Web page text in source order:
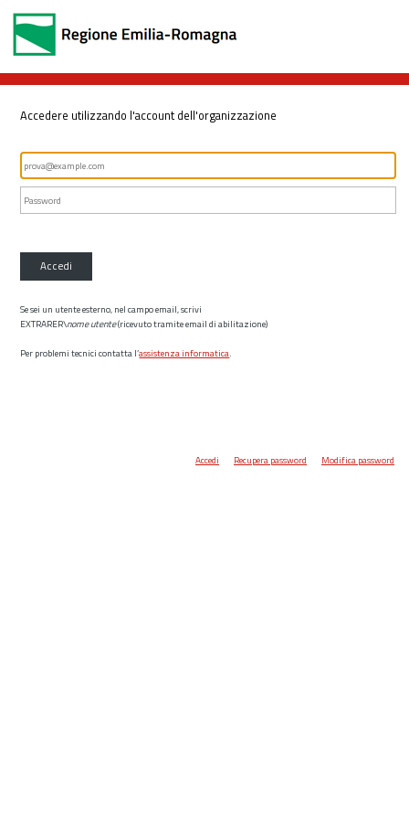
Accedere utilizzando l'account dell'organizzazione
Accedi
Se sei un utente esterno, nel campo email, scrivi
EXTRARER\nome utente(ricevuto tramite email di abilitazione)
Per problemi tecnici contatta l’assistenza informatica.
Accedi Recupera password Modifica password